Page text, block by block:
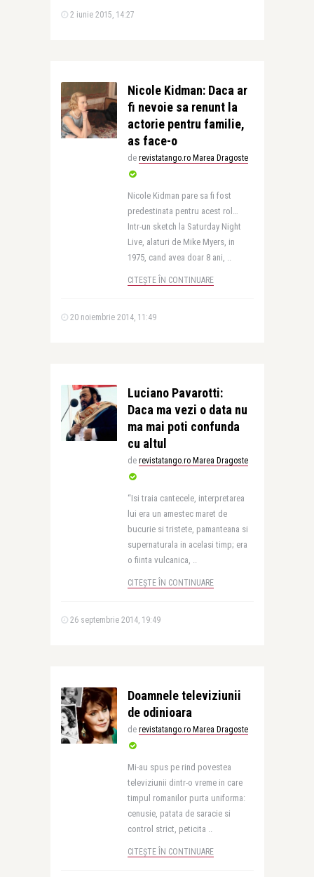
2 iunie 2015, 14:27
Nicole Kidman: Daca ar
fi nevoie sa renunt la
actorie pentru familie,
as face-o
de revistatango.ro Marea Dragoste
Nicole Kidman pare sa fi fost
predestinata pentru acest rol…
Intr-un sketch la Saturday Night
Live, alaturi de Mike Myers, in
1975, cand avea doar 8 ani, ..
CITEȘTE ÎN CONTINUARE
20 noiembrie 2014, 11:49
Luciano Pavarotti:
Daca ma vezi o data nu
ma mai poti confunda
cu altul
de revistatango.ro Marea Dragoste
“Isi traia cantecele, interpretarea
lui era un amestec maret de
bucurie si tristete, pamanteana si
supernaturala in acelasi timp; era
o fiinta vulcanica, ..
CITEȘTE ÎN CONTINUARE
26 septembrie 2014, 19:49
Doamnele televiziunii
de odinioara
de revistatango.ro Marea Dragoste
Mi-au spus pe rind povestea
televiziunii dintr-o vreme in care
timpul romanilor purta uniforma:
cenusie, patata de saracie si
control strict, peticita ..
CITEȘTE ÎN CONTINUARE